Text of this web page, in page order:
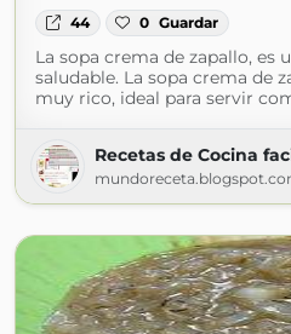
44 0 Guardar
La sopa crema de zapallo, es
saludable. La sopa crema de
muy rico, ideal para servir
Recetas de Cocina